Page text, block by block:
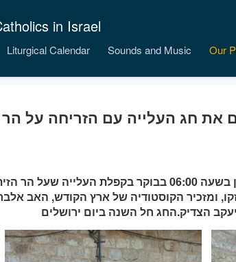
in Israel
Liturgical Calendar Sounds and Music Our
את חג העלייה עם הזריחה על הר
ביום חג העלייה, נערכה סעודת האדון בשעה 06:00 בבוקר בקפלת העלייה שעל
ומזכיר הקוסטודיה של ארץ הקודש, האב
הצדיק.החג חל השנה ביום ירושלים